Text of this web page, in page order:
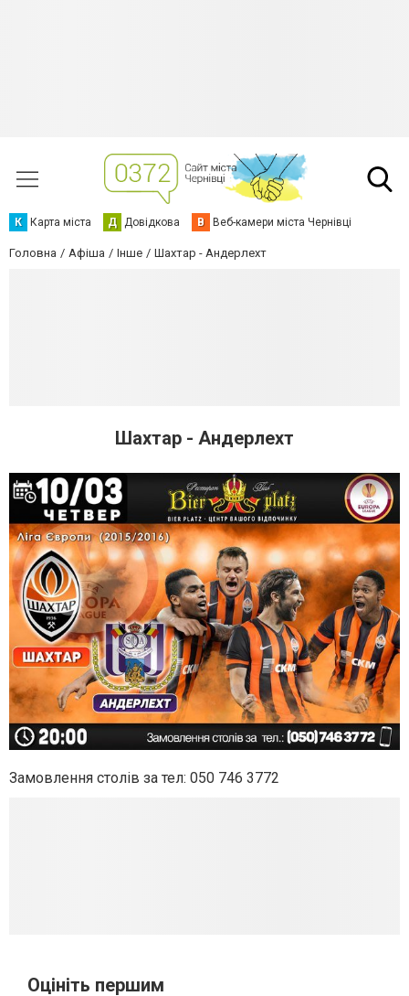
К Карта міста Д Довідкова В Веб-камери міста Чернівці
Головна Афіша Інше Шахтар - Андерлехт
Шахтар - Андерлехт
Замовлення столів за тел: 050 746 3772
Оцініть першим